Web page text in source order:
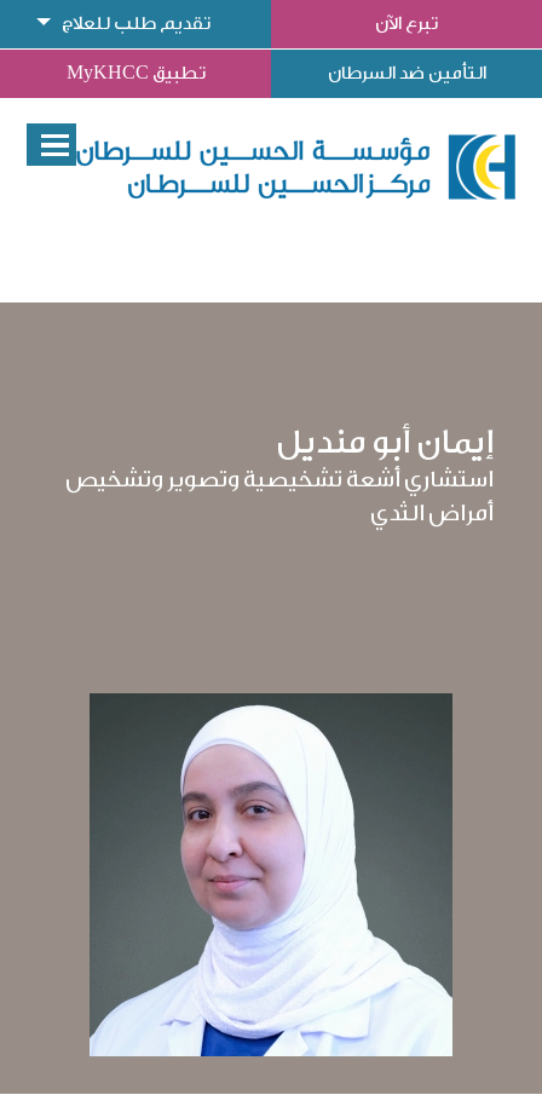
تبرع الآن تقديم طلب للعلاج
التأمين ضد السرطان تطبيق MyKHCC
إيمان أبو منديل
استشاري أشعة تشخيصية وتصوير وتشخيص
أمراض الثدي